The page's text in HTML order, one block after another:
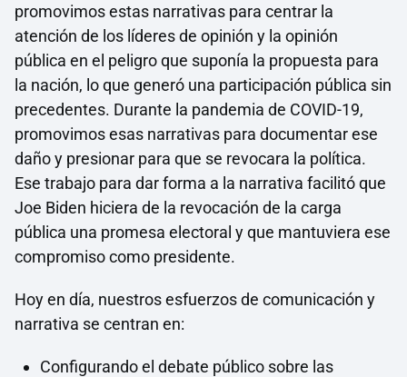
promovimos estas narrativas para centrar la
atención de los líderes de opinión y la opinión
pública en el peligro que suponía la propuesta para
la nación, lo que generó una participación pública sin
precedentes. Durante la pandemia de COVID-19,
promovimos esas narrativas para documentar ese
daño y presionar para que se revocara la política.
Ese trabajo para dar forma a la narrativa facilitó que
Joe Biden hiciera de la revocación de la carga
pública una promesa electoral y que mantuviera ese
compromiso como presidente.
Hoy en día, nuestros esfuerzos de comunicación y
narrativa se centran en:
Configurando el debate público sobre las